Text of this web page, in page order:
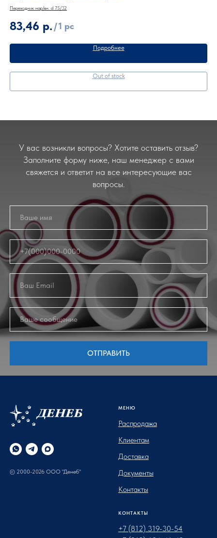
Переходник нар/вн. d 75/32
83,46 р. /1 pc
Подробнее
Out of stock
У вас возникли вопросы? Хотите оставить отзыв?
Заполните форму ниже, наш менеджер с вами
свяжется и ответит на все интересующие вас
вопросы.
ОТПРАВИТЬ
© 2000-2026 ООО "Денеб"
МЕНЮ
Распродажа
Клиентам
Доставка
Документы
Контакты
КОНТАКТЫ
+7 (812) 319-30-54